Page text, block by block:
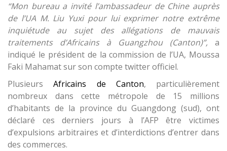
“Mon bureau a invité l’ambassadeur de Chine auprès
de l’UA M. Liu Yuxi pour lui exprimer notre extrême
inquiétude au sujet des allégations de mauvais
traitements d’Africains à Guangzhou (Canton)”, a
indiqué le président de la commission de l’UA, Moussa
Faki Mahamat sur son compte twitter officiel.
PlusieursAfricains de Canton, particulièrement
nombreux dans cette métropole de 15 millions
d’habitants de la province du Guangdong (sud), ont
déclaré ces derniers jours à l’AFP être victimes
d’expulsions arbitraires et d’interdictions d’entrer dans
des commerces.